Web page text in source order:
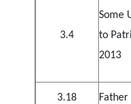
3.4
Some
to
2013
3.18